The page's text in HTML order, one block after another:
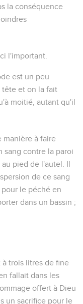
la conséquence
l'important.
est un peu
tête et on la fait
moitié, autant qu'il
manière à faire
sang contre la paroi
pied de l'autel. Il
de ce sang
le péché en
dans un bassin ;
à trois litres de fine
fallait dans les
offert à Dieu
un sacrifice pour le